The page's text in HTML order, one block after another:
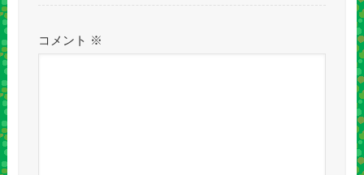
コメント ※